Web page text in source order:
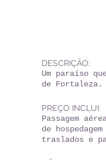
DESCRIÇÃO:
Um paraíso
de Fortaleza.
PREÇO INCLUI:
Passagem
de
traslados e